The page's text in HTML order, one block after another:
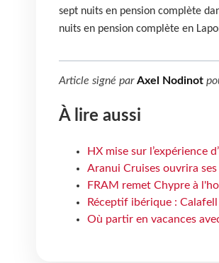
sept nuits en pension complète
nuits en pension complète en
Article signé parAxel Nodinot
À lire aussi
HX mise sur l’expérience
Aranui Cruises ouvrira
FRAM remet Chypre à
Réceptif ibérique :
Où partir en vacances